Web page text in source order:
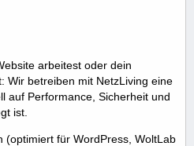
arbeitest oder dein
Wir betreiben mit NetzLiving eine
auf Performance, Sicherheit und
ist.
für WordPress, WoltLab